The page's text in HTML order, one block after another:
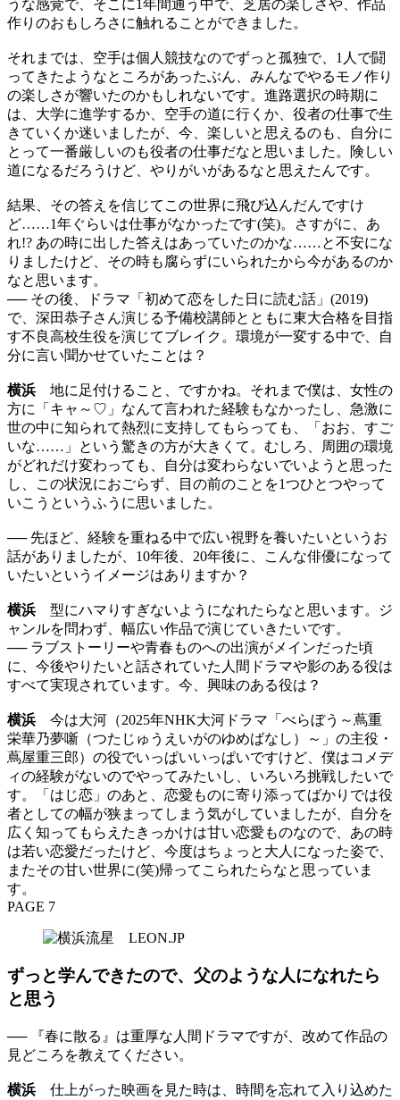
うな感覚で、そこに1年間通う中で、芝居の楽しさや、作品
作りのおもしろさに触れることができました。
それまでは、空手は個人競技なのでずっと孤独で、1人で闘
ってきたようなところがあったぶん、みんなでやるモノ作り
の楽しさが響いたのかもしれないです。進路選択の時期に
は、大学に進学するか、空手の道に行くか、役者の仕事で生
きていくか迷いましたが、今、楽しいと思えるのも、自分に
とって一番厳しいのも役者の仕事だなと思いました。険しい
道になるだろうけど、やりがいがあるなと思えたんです。
結果、その答えを信じてこの世界に飛び込んだんですけ
ど……1年ぐらいは仕事がなかったです(笑)。さすがに、あ
れ!? あの時に出した答えはあっていたのかな……と不安にな
りましたけど、その時も腐らずにいられたから今があるのか
なと思います。
── その後、ドラマ「初めて恋をした日に読む話」(2019)
で、深田恭子さん演じる予備校講師とともに東大合格を目指
す不良高校生役を演じてブレイク。環境が一変する中で、自
分に言い聞かせていたことは？
横浜地に足付けること、ですかね。それまで僕は、女性の
方に「キャ～♡」なんて言われた経験もなかったし、急激に
世の中に知られて熱烈に支持してもらっても、「おお、すご
いな……」という驚きの方が大きくて。むしろ、周囲の環境
がどれだけ変わっても、自分は変わらないでいようと思った
し、この状況におごらず、目の前のことを1つひとつやって
いこうというふうに思いました。
── 先ほど、経験を重ねる中で広い視野を養いたいというお
話がありましたが、10年後、20年後に、こんな俳優になって
いたいというイメージはありますか？
横浜型にハマりすぎないようになれたらなと思います。ジ
ャンルを問わず、幅広い作品で演じていきたいです。
── ラブストーリーや青春ものへの出演がメインだった頃
に、今後やりたいと話されていた人間ドラマや影のある役は
すべて実現されています。今、興味のある役は？
横浜今は大河（2025年NHK大河ドラマ「べらぼう～蔦重
栄華乃夢噺（つたじゅうえいがのゆめばなし）～」の主役・
蔦屋重三郎）の役でいっぱいいっぱいですけど、僕はコメデ
ィの経験がないのでやってみたいし、いろいろ挑戦したいで
す。「はじ恋」のあと、恋愛ものに寄り添ってばかりでは役
者としての幅が狭まってしまう気がしていましたが、自分を
広く知ってもらえたきっかけは甘い恋愛ものなので、あの時
は若い恋愛だったけど、今度はちょっと大人になった姿で、
またその甘い世界に(笑)帰ってこられたらなと思っていま
す。
PAGE 7
ずっと学んできたので、父のような人になれたら
と思う
── 『春に散る』は重厚な人間ドラマですが、改めて作品の
見どころを教えてください。
横浜仕上がった映画を見た時は、時間を忘れて入り込めた